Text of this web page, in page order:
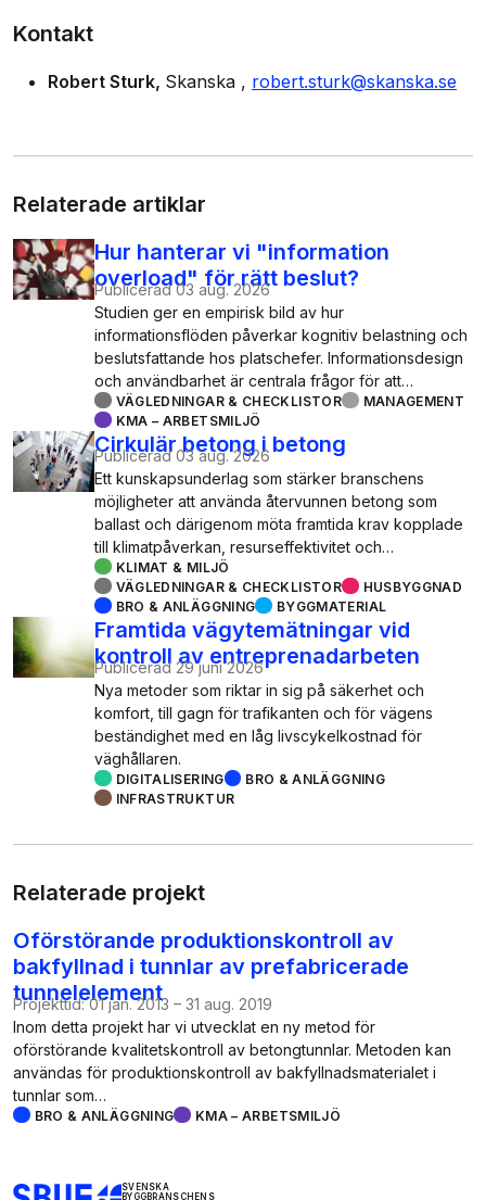
Kontakt
Robert Sturk Skanska robert.sturk@skanska.se
Relaterade artiklar
Hur hanterar vi "information
overload" för rätt beslut?
Publicerad 03 aug. 2026
Studien ger en empirisk bild av hur
informationsflöden påverkar kognitiv belastning och
beslutsfattande hos platschefer. Informationsdesign
och användbarhet är centrala frågor för att…
VÄGLEDNINGAR & CHECKLISTOR
MANAGEMENT
KMA – ARBETSMILJÖ
Cirkulär betong i betong
Publicerad 03 aug. 2026
Ett kunskapsunderlag som stärker branschens
möjligheter att använda återvunnen betong som
ballast och därigenom möta framtida krav kopplade
till klimatpåverkan, resurseffektivitet och…
KLIMAT & MILJÖ
VÄGLEDNINGAR & CHECKLISTOR
HUSBYGGNAD
BRO & ANLÄGGNING
BYGGMATERIAL
Framtida vägytemätningar vid
kontroll av entreprenadarbeten
Publicerad 29 juni 2026
Nya metoder som riktar in sig på säkerhet och
komfort, till gagn för trafikanten och för vägens
beständighet med en låg livscykelkostnad för
väghållaren.
DIGITALISERING
BRO & ANLÄGGNING
INFRASTRUKTUR
Relaterade projekt
Oförstörande produktionskontroll av
bakfyllnad i tunnlar av prefabricerade
tunnelelement
Projekttid: 01 jan. 2013 – 31 aug. 2019
Inom detta projekt har vi utvecklat en ny metod för
oförstörande kvalitetskontroll av betongtunnlar. Metoden kan
användas för produktionskontroll av bakfyllnadsmaterialet i
tunnlar som…
BRO & ANLÄGGNING KMA – ARBETSMILJÖ
SVENSKA
BYGGBRANSCHENS